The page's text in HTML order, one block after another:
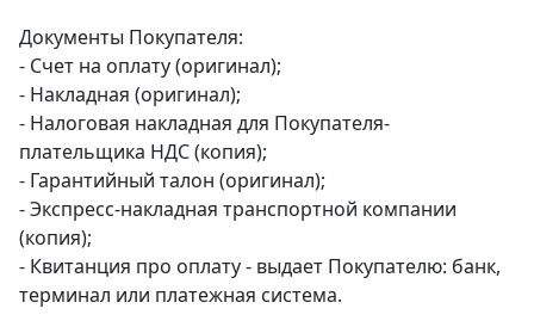
Документы Покупателя:
- Счет на оплату (оригинал);
- Накладная (оригинал);
- Налоговая накладная для Покупателя-
плательщика НДС (копия);
- Гарантийный талон (оригинал);
- Экспресс-накладная транспортной компании
(копия);
- Квитанция про оплату - выдает Покупателю: банк,
терминал или платежная система.